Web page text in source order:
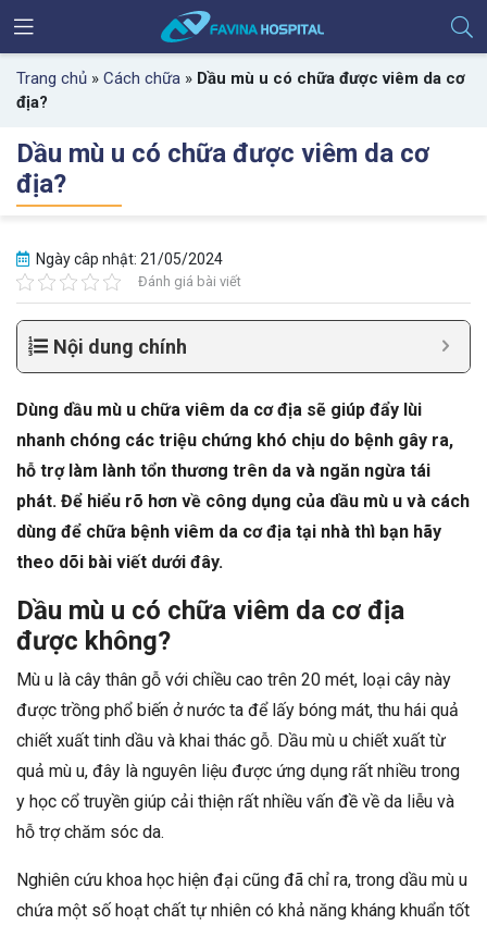
Trang chủ » Cách chữa » Dầu mù u có chữa được viêm da cơ
địa?
Dầu mù u có chữa được viêm da cơ
địa?
Ngày câp nhật: 21/05/2024
Đánh giá bài viết
Nội dung chính
Dùng dầu mù u chữa viêm da cơ địa sẽ giúp đẩy lùi
nhanh chóng các triệu chứng khó chịu do bệnh gây ra,
hỗ trợ làm lành tổn thương trên da và ngăn ngừa tái
phát. Để hiểu rõ hơn về công dụng của dầu mù u và cách
dùng để chữa bệnh viêm da cơ địa tại nhà thì bạn hãy
theo dõi bài viết dưới đây.
Dầu mù u có chữa viêm da cơ địa
được không?
Mù u là cây thân gỗ với chiều cao trên 20 mét, loại cây này
được trồng phổ biến ở nước ta để lấy bóng mát, thu hái quả
chiết xuất tinh dầu và khai thác gỗ. Dầu mù u chiết xuất từ
quả mù u, đây là nguyên liệu được ứng dụng rất nhiều trong
y học cổ truyền giúp cải thiện rất nhiều vấn đề về da liễu và
hỗ trợ chăm sóc da.
Nghiên cứu khoa học hiện đại cũng đã chỉ ra, trong dầu mù u
chứa một số hoạt chất tự nhiên có khả năng kháng khuẩn tốt